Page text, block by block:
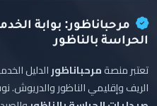
مرحباناظور: بوابة
الحراسة بالناظور
تعتبر منصةمرحباناظورالدليل
الريف وإقليمي الناظور والدريوش.